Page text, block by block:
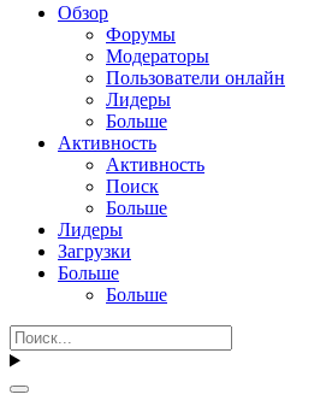
Обзор
Форумы
Модераторы
Пользователи онлайн
Лидеры
Больше
Активность
Активность
Поиск
Больше
Лидеры
Загрузки
Больше
Больше